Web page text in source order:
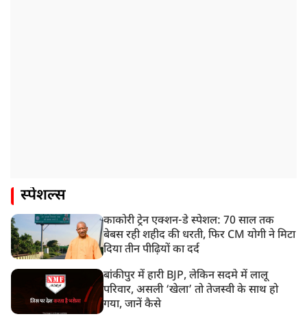
स्पेशल्स
काकोरी ट्रेन एक्शन-डे स्पेशल: 70 साल तक
बेबस रही शहीद की धरती, फिर CM योगी ने मिटा
दिया तीन पीढ़ियों का दर्द
बांकीपुर में हारी BJP, लेकिन सदमे में लालू
परिवार, असली ‘खेला’ तो तेजस्वी के साथ हो
गया, जानें कैसे